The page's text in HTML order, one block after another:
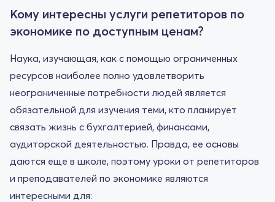
Кому интересны услуги репетиторов по
экономике по доступным ценам?
Наука, изучающая, как с помощью ограниченных
ресурсов наиболее полно удовлетворить
неограниченные потребности людей является
обязательной для изучения теми, кто планирует
связать жизнь с бухгалтерией, финансами,
аудиторской деятельностью. Правда, ее основы
даются еще в школе, поэтому уроки от репетиторов
и преподавателей по экономике являются
интересными для: